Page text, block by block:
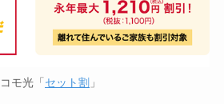
コモ光「 セット割 」